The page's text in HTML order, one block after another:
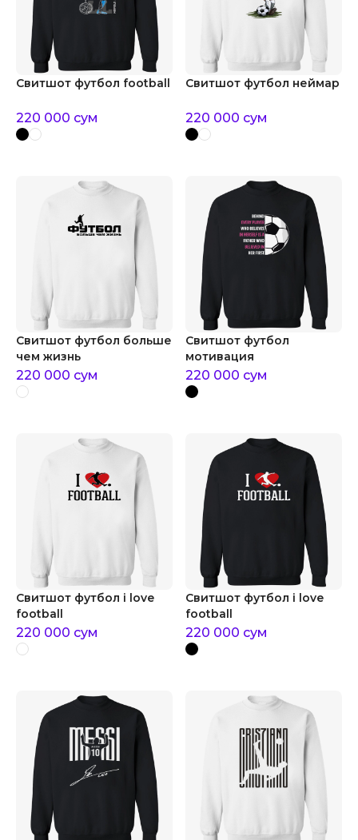
Свитшот футбол football
220 000 сум
Свитшот футбол неймар
220 000 сум
Свитшот футбол больше
чем жизнь
220 000 сум
Свитшот футбол
мотивация
220 000 сум
Свитшот футбол i love
football
220 000 сум
Свитшот футбол i love
football
220 000 сум